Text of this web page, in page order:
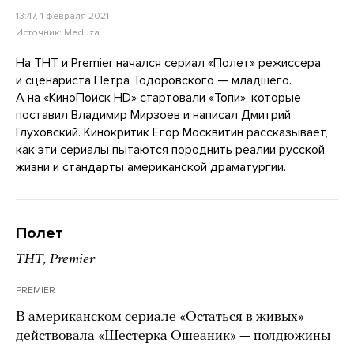
13:47, 1 февраля 2021
Источник: Meduza
На ТНТ и Premier начался сериал «Полет» режиссера
и сценариста Петра Тодоровского — младшего.
А на «КиноПоиск HD» стартовали «Топи», которые
поставил Владимир Мирзоев и написал Дмитрий
Глуховский. Кинокритик Егор Москвитин рассказывает,
как эти сериалы пытаются породнить реалии русской
жизни и стандарты американской драматургии.
Полет
ТНТ, Premier
PREMIER
В американском сериале «Остаться в живых»
действовала «Шестерка Ошеаник» — полдюжины